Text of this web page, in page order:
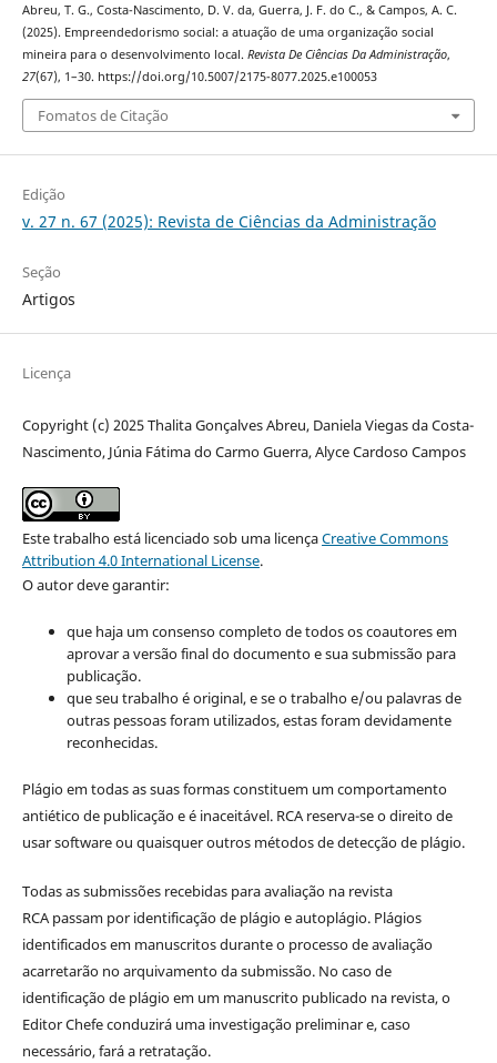
Abreu, T. G., Costa-Nascimento, D. V. da, Guerra, J. F. do C., & Campos, A. C.
(2025). Empreendedorismo social: a atuação de uma organização social
mineira para o desenvolvimento local. Revista De Ciências Da Administração,
27(67), 1–30. https://doi.org/10.5007/2175-8077.2025.e100053
Fomatos de Citação
Edição
v. 27 n. 67 (2025): Revista de Ciências da Administração
Seção
Artigos
Licença
Copyright (c) 2025 Thalita Gonçalves Abreu, Daniela Viegas da Costa-
Nascimento, Júnia Fátima do Carmo Guerra, Alyce Cardoso Campos
Este trabalho está licenciado sob uma licençaCreative Commons
Attribution 4.0 International License.
O autor deve garantir:
que haja um consenso completo de todos os coautores em
aprovar a versão final do documento e sua submissão para
publicação.
que seu trabalho é original, e se o trabalho e/ou palavras de
outras pessoas foram utilizados, estas foram devidamente
reconhecidas.
Plágio em todas as suas formas constituem um comportamento
antiético de publicação e é inaceitável. RCA reserva-se o direito de
usar software ou quaisquer outros métodos de detecção de plágio.
Todas as submissões recebidas para avaliação na revista
RCA passam por identificação de plágio e autoplágio. Plágios
identificados em manuscritos durante o processo de avaliação
acarretarão no arquivamento da submissão. No caso de
identificação de plágio em um manuscrito publicado na revista, o
Editor Chefe conduzirá uma investigação preliminar e, caso
necessário, fará a retratação.